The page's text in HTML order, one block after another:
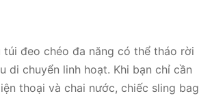
túi đeo chéo đa năng có thể tháo rời
di chuyển linh hoạt. Khi bạn chỉ cần
thoại và chai nước, chiếc sling bag